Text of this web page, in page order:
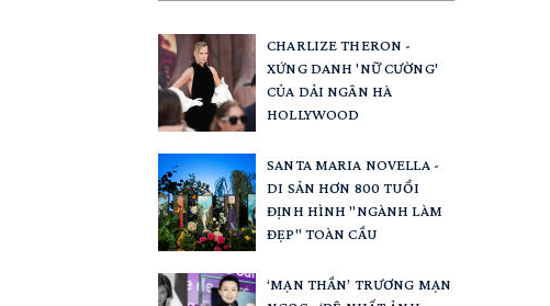
CHARLIZE THERON -
XỨNG DANH 'NỮ CƯỜNG'
CỦA DẢI NGÂN HÀ
HOLLYWOOD
SANTA MARIA NOVELLA -
DI SẢN HƠN 800 TUỔI
ĐỊNH HÌNH "NGÀNH LÀM
ĐẸP" TOÀN CẦU
‘MẠN THẦN’ TRƯƠNG MẠN